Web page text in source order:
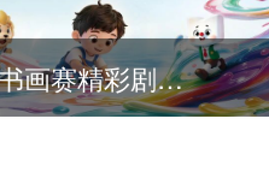
客服节 | 全国少儿书画赛精彩剧透，期待您的参加！